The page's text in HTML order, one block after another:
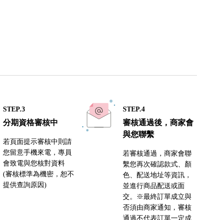
STEP.3
分期資格審核中
若頁面提示審核中則請
您留意手機來電，專員
會致電與您核對資料
(審核標準為機密，恕不
提供查詢原因)
STEP.4
審核通過後，商家會
與您聯繫
若審核通過，商家會聯
繫您再次確認款式、顏
色、配送地址等資訊，
並進行商品配送或面
交。※最終訂單成立與
否須由商家通知，審核
通過不代表訂單一定成